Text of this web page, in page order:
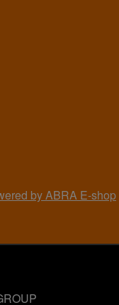
by ABRA E-shop